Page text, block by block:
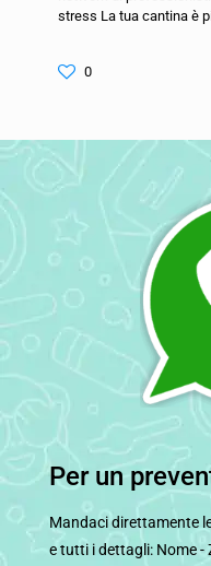
stress La tua cantina è
0
Per un
Mandaci direttamente
e tutti i dettagli: Nome -